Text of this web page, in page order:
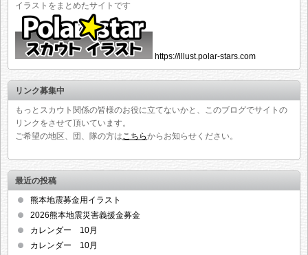
イラストをまとめたサイトです
https://illust.polar-stars.com
リンク募集中
もっとスカウト関係の皆様のお役に立てないかと、このブログでサイトの
リンクをさせて頂いています。
ご希望の地区、団、隊の方はこちらからお知らせください。
最近の投稿
熊本地震募金用イラスト
2026熊本地震災害義援金募金
カレンダー 10月
カレンダー 10月